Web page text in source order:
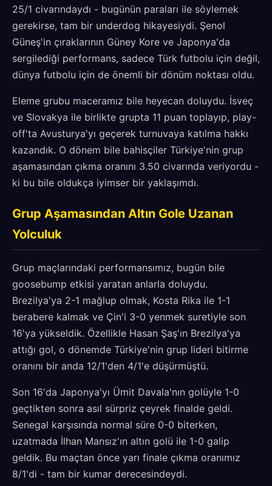
25/1 civarındaydı - bugünün paraları ile söylemek
gerekirse, tam bir underdog hikayesiydi. Şenol
Güneş'in çıraklarının Güney Kore ve Japonya'da
sergilediği performans, sadece Türk futbolu için değil,
dünya futbolu için de önemli bir dönüm noktası oldu.
Eleme grubu maceramız bile heyecan doluydu. İsveç
ve Slovakya ile birlikte grupta 11 puan toplayıp, play-
off'ta Avusturya'yı geçerek turnuvaya katılma hakkı
kazandık. O dönem bile bahisçiler Türkiye'nin grup
aşamasından çıkma oranını 3.50 civarında veriyordu -
ki bu bile oldukça iyimser bir yaklaşımdı.
Grup Aşamasından Altın Gole Uzanan
Yolculuk
Grup maçlarındaki performansımız, bugün bile
goosebump etkisi yaratan anlarla doluydu.
Brezilya'ya 2-1 mağlup olmak, Kosta Rika ile 1-1
berabere kalmak ve Çin'i 3-0 yenmek suretiyle son
16'ya yükseldik. Özellikle Hasan Şaş'ın Brezilya'ya
attığı gol, o dönemde Türkiye'nin grup lideri bitirme
oranını bir anda 12/1'den 4/1'e düşürmüştü.
Son 16'da Japonya'yı Ümit Davala'nın golüyle 1-0
geçtikten sonra asıl sürpriz çeyrek finalde geldi.
Senegal karşısında normal süre 0-0 biterken,
uzatmada İlhan Mansız'ın altın golü ile 1-0 galip
geldik. Bu maçtan önce yarı finale çıkma oranımız
8/1'di - tam bir kumar derecesindeydi.